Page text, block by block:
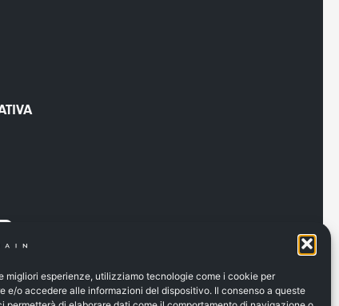
migliori esperienze, utilizziamo tecnologie come i cookie per
e/o accedere alle informazioni del dispositivo. Il consenso a queste